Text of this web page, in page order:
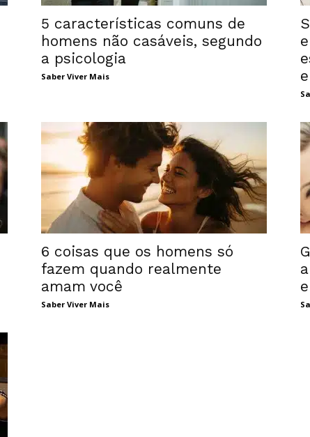
5 características comuns de
homens não casáveis, segundo
a psicologia
Saber Viver Mais
6 coisas que os homens só
fazem quando realmente
amam você
Saber Viver Mais